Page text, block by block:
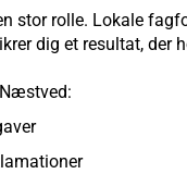
stor rolle. Lokale
dig et resultat, der